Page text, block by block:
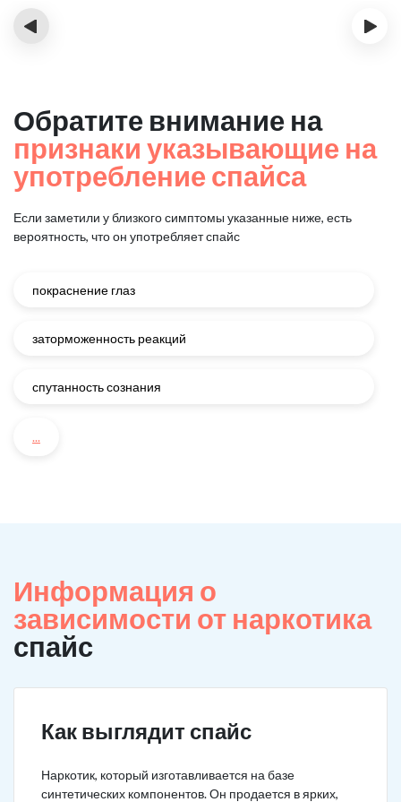
‹ ›
Обратите внимание на
признаки указывающие на
употребление спайса
Если заметили у близкого симптомы указанные ниже, есть
вероятность, что он употребляет спайс
покраснение глаз
заторможенность реакций
спутанность сознания
...
Информация о
зависимости от наркотика
спайс
Как выглядит спайс
Наркотик, который изготавливается на базе
синтетических компонентов. Он продается в ярких,